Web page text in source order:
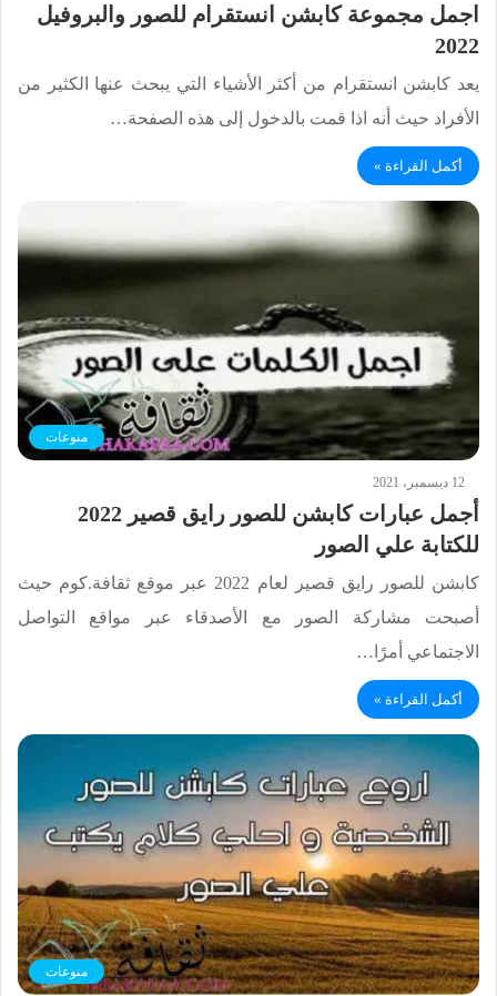
اجمل مجموعة كابشن انستقرام للصور والبروفيل
2022
يعد كابشن انستقرام من أكثر الأشياء التي يبحث عنها الكثير من
الأفراد حيث أنه اذا قمت بالدخول إلى هذه الصفحة…
أكمل القراءة »
منوعات
12 ديسمبر، 2021
أجمل عبارات كابشن للصور رايق قصير 2022
للكتابة علي الصور
كابشن للصور رايق قصير لعام 2022 عبر موقع ثقافة.كوم حيث
أصبحت مشاركة الصور مع الأصدقاء عبر مواقع التواصل
الاجتماعي أمرًا…
أكمل القراءة »
منوعات